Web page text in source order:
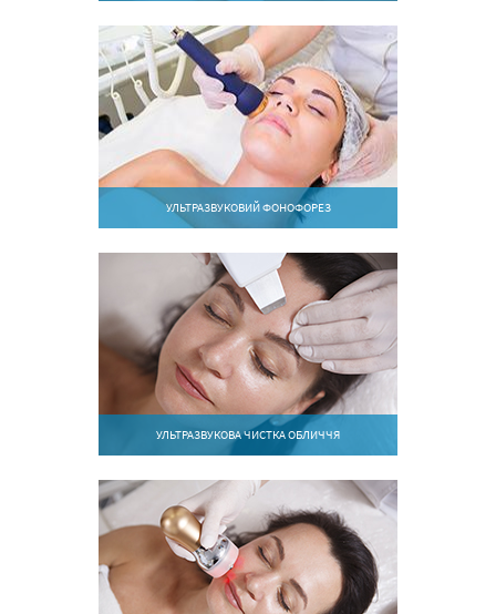
УЛЬТРАЗВУКОВИЙ ФОНОФОРЕЗ
УЛЬТРАЗВУКОВА ЧИСТКА ОБЛИЧЧЯ